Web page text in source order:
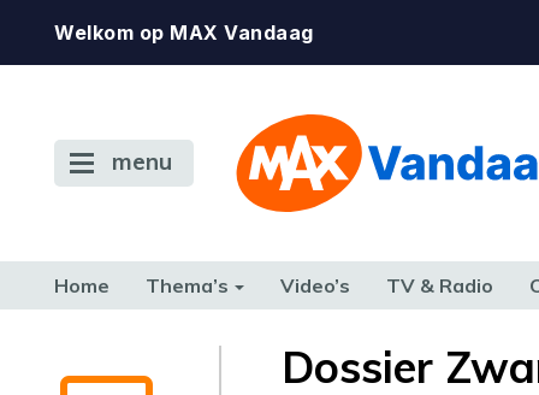
Welkom op MAX Vandaag
menu
Home Thema’s Video’s TV & Radio
Dossier